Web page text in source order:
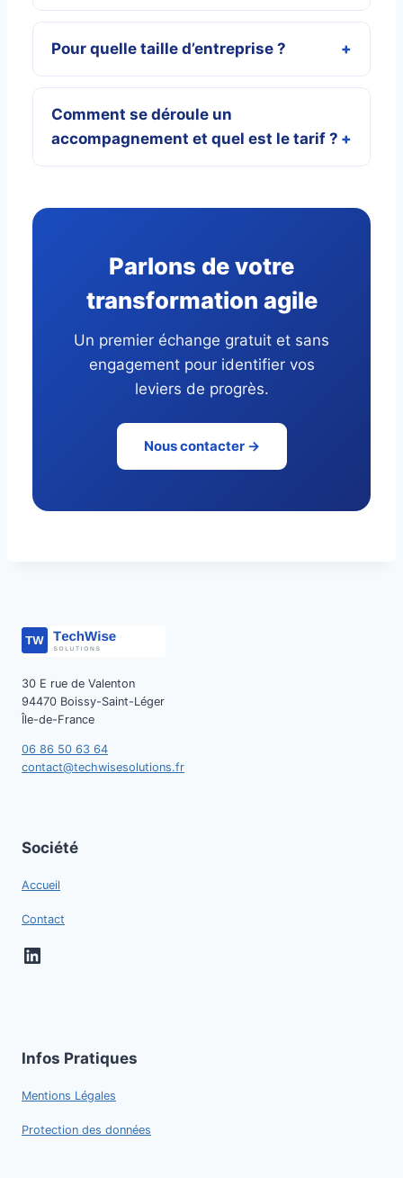
Pour quelle taille d’entreprise ?
Comment se déroule un
accompagnement et quel est le tarif ?
Parlons de votre
transformation agile
Un premier échange gratuit et sans
engagement pour identifier vos
leviers de progrès.
Nous contacter →
30 E rue de Valenton
94470 Boissy-Saint-Léger
Île-de-France
06 86 50 63 64
contact@techwisesolutions.fr
Société
Accueil
Contact
LinkedIn
Infos Pratiques
Mentions Légales
Protection des données